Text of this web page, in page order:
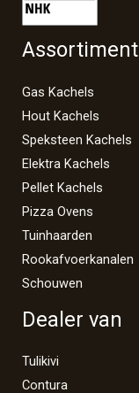
Assortiment
Gas Kachels
Hout Kachels
Speksteen Kachels
Elektra Kachels
Pellet Kachels
Pizza Ovens
Tuinhaarden
Rookafvoerkanalen
Schouwen
Dealer van
Tulikivi
Contura